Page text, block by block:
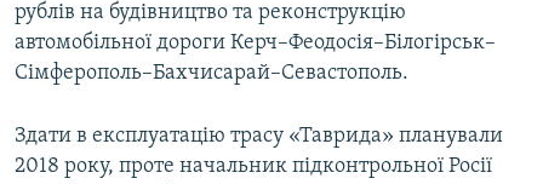
рублів на будівництво та реконструкцію
автомобільної дороги Керч–Феодосія–Білогірськ–
Сімферополь–Бахчисарай–Севастополь.
Здати в експлуатацію трасу «Таврида» планували
2018 року, проте начальник підконтрольної Росії